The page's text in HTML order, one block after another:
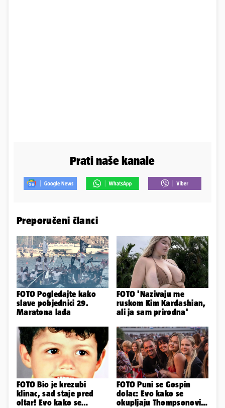
Prati naše kanale
Preporučeni članci
FOTO Pogledajte kako
slave pobjednici 29.
Maratona lađa
FOTO 'Nazivaju me
ruskom Kim Kardashian,
ali ja sam prirodna'
FOTO Bio je krezubi
klinac, sad staje pred
oltar! Evo kako se
FOTO Puni se Gospin
dolac: Evo kako se
okupljaju Thompsonovi